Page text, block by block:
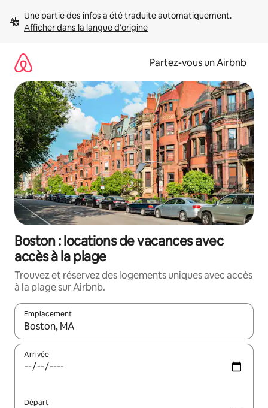
directement
Afficher dans la langue d'origine
Partez-vous un Airbnb
Boston : locations de vacances avec
accès à la plage
Trouvez et réservez des logements uniques avec accès
à la plage sur Airbnb.
Emplacement
Quand les résultats sont affichés, parcourez-les en utilisant
Arrivée
Départ